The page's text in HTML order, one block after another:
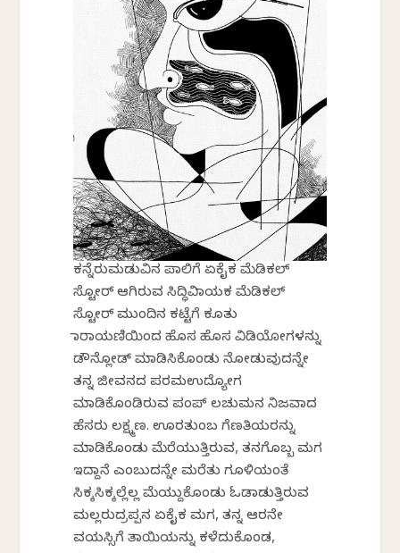
ಕನ್ನೆರುಮಡುವಿನ ಪಾಲಿಗೆ ಏಕೈಕ ಮೆಡಿಕಲ್
ಸ್ಟೋರ್ ಆಗಿರುವ ಸಿದ್ಧಿವಿನಾಯಕ ಮೆಡಿಕಲ್
ಸ್ಟೋರ್ ಮುಂದಿನ ಕಟ್ಟೆಗೆ ಕೂತು
ನಾರಾಯಣಿಯಿಂದ ಹೊಸ ಹೊಸ ವಿಡಿಯೋಗಳನ್ನು
ಡೌನ್ಲೋಡ್ ಮಾಡಿಸಿಕೊಂಡು ನೋಡುವುದನ್ನೇ
ತನ್ನ ಜೀವನದ ಪರಮಉದ್ಯೋಗ
ಮಾಡಿಕೊಂಡಿರುವ ಪಂಪ್ ಲಚುಮನ ನಿಜವಾದ
ಹೆಸರು ಲಕ್ಷ್ಮಣ. ಊರತುಂಬ ಗೆಣತಿಯರನ್ನು
ಮಾಡಿಕೊಂಡು ಮೆರೆಯುತ್ತಿರುವ, ತನಗೊಬ್ಬ ಮಗ
ಇದ್ದಾನೆ ಎಂಬುದನ್ನೇ ಮರೆತು ಗೂಳಿಯಂತೆ
ಸಿಕ್ಕಸಿಕ್ಕಲ್ಲೆಲ್ಲ ಮೆಯ್ದುಕೊಂಡು ಓಡಾಡುತ್ತಿರುವ
ಮಲ್ಲರುದ್ರಪ್ಪನ ಏಕೈಕ ಮಗ, ತನ್ನ ಆರನೇ
ವಯಸ್ಸಿಗೆ ತಾಯಿಯನ್ನು ಕಳೆದುಕೊಂಡ,